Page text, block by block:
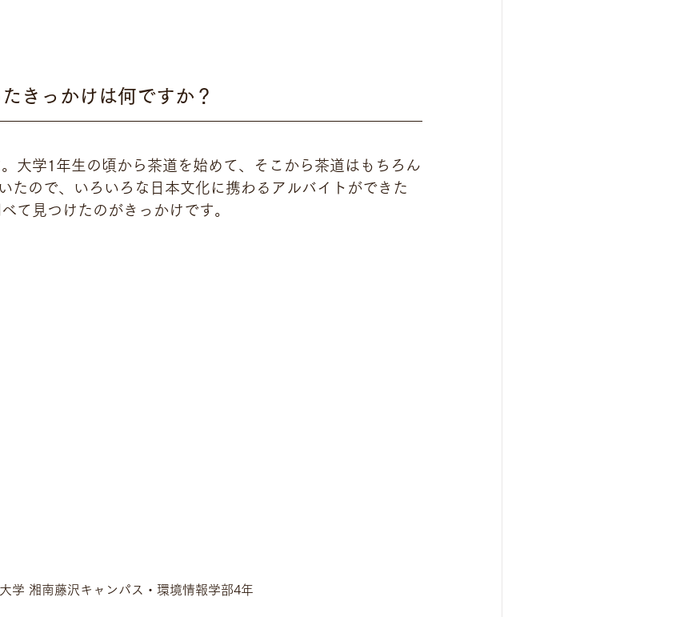
きっかけは何ですか？
大学1年生の頃から茶道を始めて、そこから茶道はもちろん
たので、いろいろな日本文化に携わるアルバイトができた
て見つけたのがきっかけです。
学 湘南藤沢キャンパス・環境情報学部4年